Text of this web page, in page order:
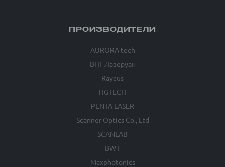
ПРОИЗВОДИТЕЛИ
AURORA tech
ВПГ Лазеруан
Raycus
HGTECH
PENTA LASER
Scanner Optics Co., Ltd
SCANLAB
BWT
Maxphotonics